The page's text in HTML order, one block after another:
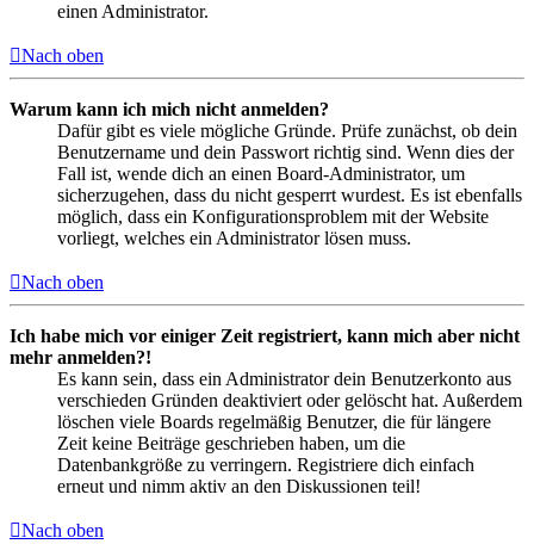
einen Administrator.
Nach oben
Warum kann ich mich nicht anmelden?
Dafür gibt es viele mögliche Gründe. Prüfe zunächst, ob dein
Benutzername und dein Passwort richtig sind. Wenn dies der
Fall ist, wende dich an einen Board-Administrator, um
sicherzugehen, dass du nicht gesperrt wurdest. Es ist ebenfalls
möglich, dass ein Konfigurationsproblem mit der Website
vorliegt, welches ein Administrator lösen muss.
Nach oben
Ich habe mich vor einiger Zeit registriert, kann mich aber nicht
mehr anmelden?!
Es kann sein, dass ein Administrator dein Benutzerkonto aus
verschieden Gründen deaktiviert oder gelöscht hat. Außerdem
löschen viele Boards regelmäßig Benutzer, die für längere
Zeit keine Beiträge geschrieben haben, um die
Datenbankgröße zu verringern. Registriere dich einfach
erneut und nimm aktiv an den Diskussionen teil!
Nach oben